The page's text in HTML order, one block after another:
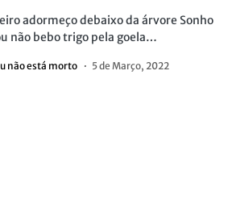
adormeço debaixo da árvore Sonho
não bebo trigo pela goela…
não está morto 5 de Março, 2022